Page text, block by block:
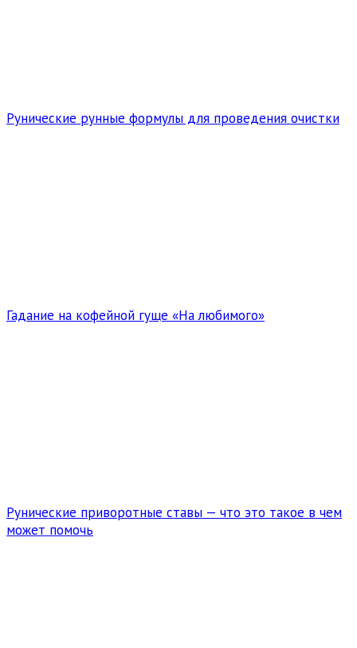
Рунические рунные формулы для проведения очистки
Гадание на кофейной гуще «На любимого»
Рунические приворотные ставы — что это такое в чем
может помочь